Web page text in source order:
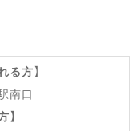
る方】
南口
】